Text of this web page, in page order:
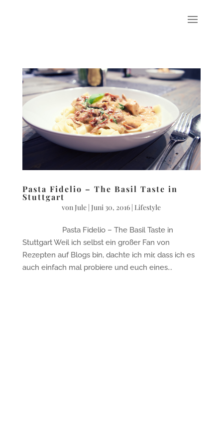
Pasta Fidelio – The Basil Taste in
Stuttgart
vonJule |Juni 30, 2016 Lifestyle
Pasta Fidelio – The Basil Taste in
Stuttgart Weil ich selbst ein großer Fan von
Rezepten auf Blogs bin, dachte ich mir, dass ich es
auch einfach mal probiere und euch eines...